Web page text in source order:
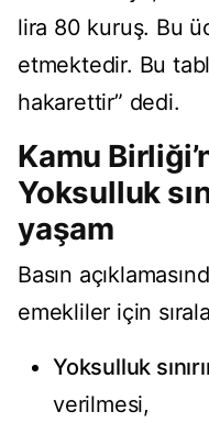
lira 80 kuruş. Bu
etmektedir. Bu
hakarettir” dedi.
Kamu
Yoksulluk
yaşam
Basın
emekliler için
Yoksulluk
verilmesi,